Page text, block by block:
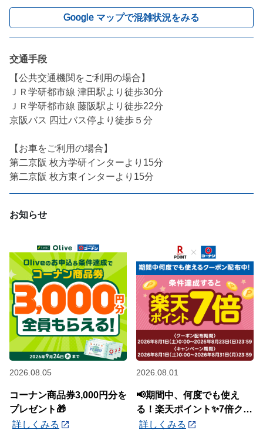
Google マップで混雑状況をみる
交通手段
【公共交通機関をご利用の場合】
ＪＲ学研都市線 津田駅より徒歩30分
ＪＲ学研都市線 藤阪駅より徒歩22分
京阪バス 四辻バス停より徒歩５分
【お車をご利用の場合】
第二京阪 枚方学研インターより15分
第二京阪 枚方東インターより15分
お知らせ
2026.08.05
コーナン商品券3,000円分を
プレゼント🎁
詳しくみる
2026.08.01
📢期間中、何度でも使え
る！楽天ポイント✨7倍クー
ポン✨配布中🎉
詳しくみる